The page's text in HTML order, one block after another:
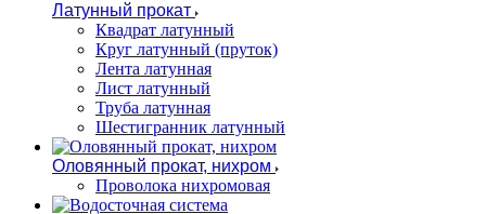
Латунный прокат
Квадрат латунный
Круг латунный (пруток)
Лента латунная
Лист латунный
Труба латунная
Шестигранник латунный
Оловянный прокат, нихром
Проволока нихромовая